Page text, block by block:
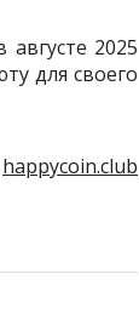
2025
для своего
happycoin.club